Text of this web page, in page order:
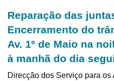
Reparação das
Encerramento do
Av. 1º de Maio na
à manhã do dia
Direcção dos Serviço para os